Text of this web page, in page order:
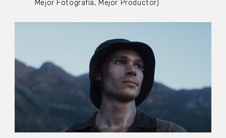
Mejor Fotografía, Mejor Productor)